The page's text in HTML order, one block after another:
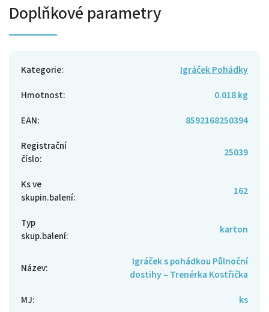
Doplňkové parametry
Kategorie:
Igráček Pohádky
Hmotnost:
0.018 kg
EAN:
8592168250394
Registrační
číslo: 25039
Ks ve
skupin.balení: 162
Typ
skup.balení: karton
Název:
Igráček s pohádkou Půlnoční
dostihy – Trenérka Kostřička
MJ: ks